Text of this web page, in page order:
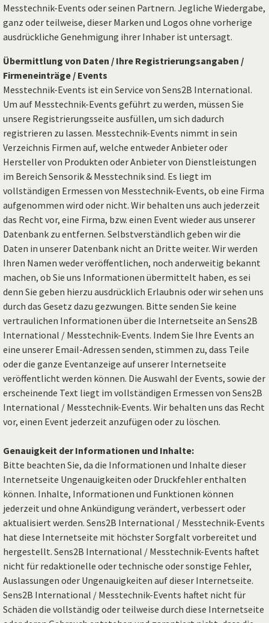
Messtechnik-Events oder seinen Partnern. Jegliche Wiedergabe,
ganz oder teilweise, dieser Marken und Logos ohne vorherige
ausdrückliche Genehmigung ihrer Inhaber ist untersagt.
Übermittlung von Daten / Ihre Registrierungsangaben /
Firmeneinträge / Events
Messtechnik-Events ist ein Service von Sens2B International.
Um auf Messtechnik-Events geführt zu werden, müssen Sie
unsere Registrierungsseite ausfüllen, um sich dadurch
registrieren zu lassen. Messtechnik-Events nimmt in sein
Verzeichnis Firmen auf, welche entweder Anbieter oder
Hersteller von Produkten oder Anbieter von Dienstleistungen
im Bereich Sensorik & Messtechnik sind. Es liegt im
vollständigen Ermessen von Messtechnik-Events, ob eine Firma
aufgenommen wird oder nicht. Wir behalten uns auch jederzeit
das Recht vor, eine Firma, bzw. einen Event wieder aus unserer
Datenbank zu entfernen. Selbstverständlich geben wir die
Daten in unserer Datenbank nicht an Dritte weiter. Wir werden
Ihren Namen weder veröffentlichen, noch anderweitig bekannt
machen, ob Sie uns Informationen übermittelt haben, es sei
denn Sie geben hierzu ausdrücklich Erlaubnis oder wir sehen uns
durch das Gesetz dazu gezwungen. Bitte senden Sie keine
vertraulichen Informationen über die Internetseite an Sens2B
International / Messtechnik-Events. Indem Sie Ihre Events an
eine unserer Email-Adressen senden, stimmen zu, dass Teile
oder die ganze Eventanzeige auf unserer Internetseite
veröffentlicht werden können. Die Auswahl der Events, sowie der
erscheinende Text liegt im vollständigen Ermessen von Sens2B
International / Messtechnik-Events. Wir behalten uns das Recht
vor, einen Event jederzeit anzufügen oder zu löschen.
Genauigkeit der Informationen und Inhalte:
Bitte beachten Sie, da die Informationen und Inhalte dieser
Internetseite Ungenauigkeiten oder Druckfehler enthalten
können. Inhalte, Informationen und Funktionen können
jederzeit und ohne Ankündigung verändert, verbessert oder
aktualisiert werden. Sens2B International / Messtechnik-Events
hat diese Internetseite mit höchster Sorgfalt vorbereitet und
hergestellt. Sens2B International / Messtechnik-Events haftet
nicht für redaktionelle oder technische oder sonstige Fehler,
Auslassungen oder Ungenauigkeiten auf dieser Internetseite.
Sens2B International / Messtechnik-Events haftet nicht für
Schäden die vollständig oder teilweise durch diese Internetseite